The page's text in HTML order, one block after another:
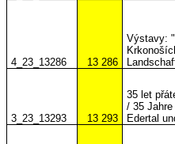
4_23_13286 13 286
Výstavy:
3_23_13293 13 293
35 let
/ 35
Edertal